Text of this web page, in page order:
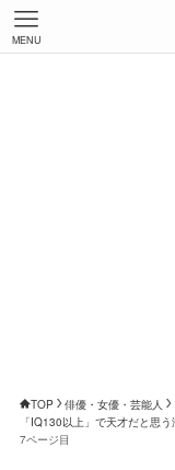
MENU
TOP
俳優・女優・芸能人
「IQ130以上」で天才だと思
7ページ目